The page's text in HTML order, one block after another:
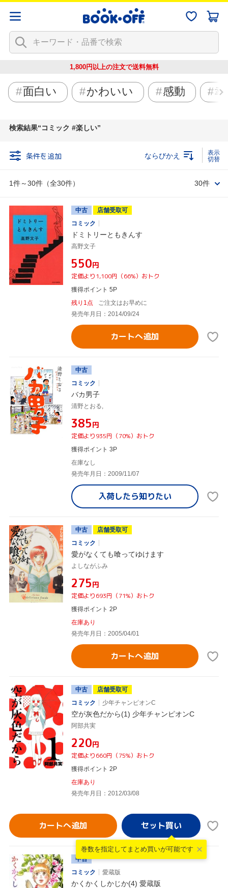
1,800円以上の注文で送料無料
面白い かわいい 感動
検索結果 コミック #楽しい
条件を追加
1件～30件（全30件）
ならびかえ
30件
中古
店舗受取可
コミック
ドミトリーともきんす
高野文子
¥550円
定価より1,100円（66%）おトク
獲得ポイント 5P
残り1点
ご注文はお早めに
発売年月日：2014/09/24
カートへ追加
中古
コミック
バカ男子
清野とおる,
¥385円
定価より935円（70%）おトク
獲得ポイント 3P
在庫なし
発売年月日：2009/11/07
入荷したら知りたい
中古
店舗受取可
コミック
愛がなくても喰ってゆけます
よしながふみ
¥275円
定価より693円（71%）おトク
獲得ポイント 2P
在庫あり
発売年月日：2005/04/01
カートへ追加
中古
店舗受取可
コミック
少年チャンピオンC
空が灰色だから(1) 少年チャンピオンC
阿部共実
¥220円
定価より660円（75%）おトク
獲得ポイント 2P
在庫あり
発売年月日：2012/03/08
カートへ追加
巻数を指定して まとめ買いが可能です
中古
コミック
愛蔵版
かくかくしかじか(4) 愛蔵版